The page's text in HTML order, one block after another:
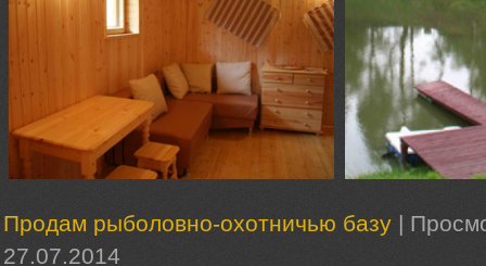
Продам рыболовно-охотничью базу |
27.07.2014